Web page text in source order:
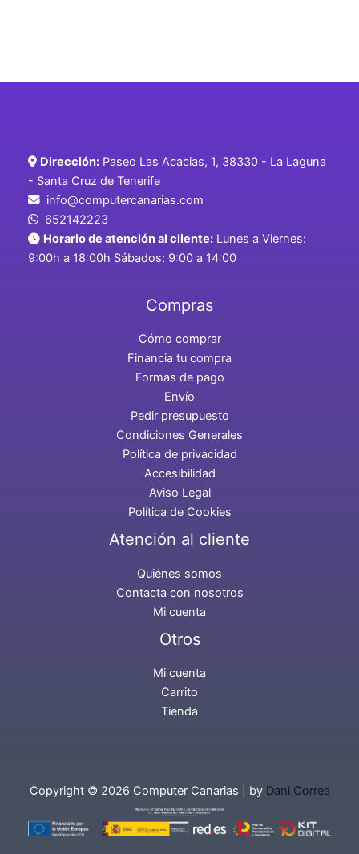
Dirección: Paseo Las Acacias, 1, 38330 - La Laguna
- Santa Cruz de Tenerife
info@computercanarias.com
652142223
Horario de atención al cliente: Lunes a Viernes:
9:00h a 18:00h Sábados: 9:00 a 14:00
Compras
Cómo comprar
Financia tu compra
Formas de pago
Envío
Pedir presupuesto
Condiciones Generales
Política de privacidad
Accesibilidad
Aviso Legal
Política de Cookies
Atención al cliente
Quiénes somos
Contacta con nosotros
Mi cuenta
Otros
Mi cuenta
Carrito
Tienda
Copyright © 2026 Computer Canarias | by Dani Correa